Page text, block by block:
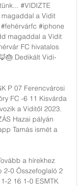
#VIDIZTE
magaddal a Vidit
#iphone
magaddal a Vidit
FC hivatalos
Dedikált Vidi-
P 07 Ferencvárosi
FC -6 11 Kisvárda
a Viditől 2023.
Hazai pályán
Tamás ismét a
a hírekhez
2-0 Összefoglaló 2
2 16 1-0 ESMTK